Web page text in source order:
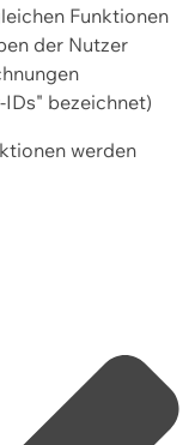
Funktionen
der Nutzer
bezeichnet)
werden